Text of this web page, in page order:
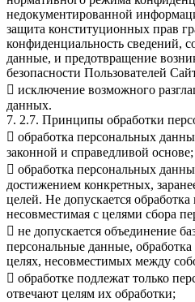
недокументированной
защита конституционных прав
конфиденциальность сведений,
данные, и предотвращение
безопасности Пользователей
 исключение возможного
данных.
7. 2.7. Принципы обработки
 обработка персональных
законной и справедливой основе;
 обработка персональных
достижением конкретных,
целей. Не допускается
несовместимая с целями сбора
 не допускается объединение
персональные данные, обработка
целях, несовместимых между
 обработке подлежат только
отвечают целям их обработки;